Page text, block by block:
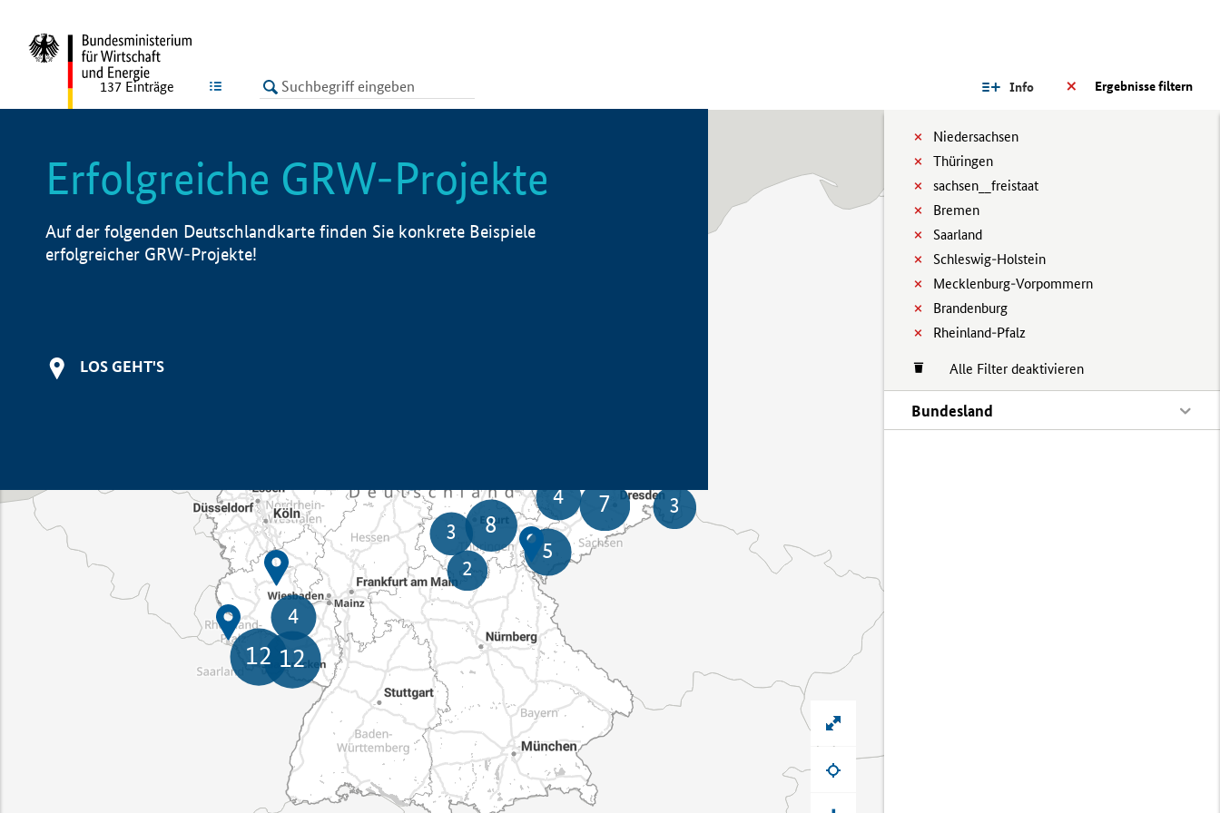
LISTE Ergebnisse filtern
Info
Niedersachsen
Thüringen
sachsen__freistaat
Bremen
Saarland
Schleswig-Holstein
Mecklenburg-Vorpommern
Brandenburg
Rheinland-Pfalz
Alle Filter deaktivieren
Bundesland
137 Einträge
Erfolgreiche GRW-Projekte
Auf der folgenden Deutschlandkarte finden Sie konkrete Beispiele
erfolgreicher GRW-Projekte!
LOS GEHT'S